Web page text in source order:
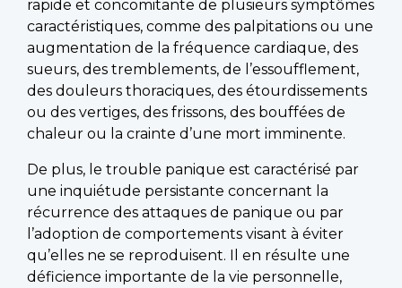
rapide et concomitante de plusieurs symptômes
caractéristiques, comme des palpitations ou une
augmentation de la fréquence cardiaque, des
sueurs, des tremblements, de l’essoufflement,
des douleurs thoraciques, des étourdissements
ou des vertiges, des frissons, des bouffées de
chaleur ou la crainte d’une mort imminente.
De plus, le trouble panique est caractérisé par
une inquiétude persistante concernant la
récurrence des attaques de panique ou par
l’adoption de comportements visant à éviter
qu’elles ne se reproduisent. Il en résulte une
déficience importante de la vie personnelle,